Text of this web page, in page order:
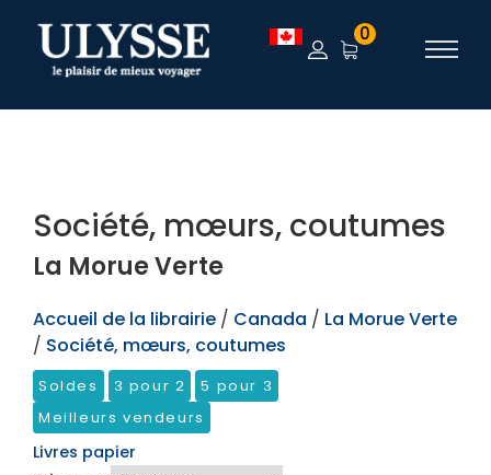
TEST 0
Société, mœurs, coutumes
La Morue Verte
Accueil de la librairie / Canada / La Morue Verte
/ Société, mœurs, coutumes
Soldes 3 pour 2
5 pour 3
Meilleurs vendeurs
Livres papier